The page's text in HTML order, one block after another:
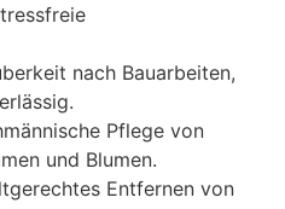
nach Bauarbeiten,
Pflege von
und Blumen.
Entfernen von